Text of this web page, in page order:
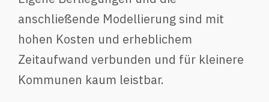
anschließende Modellierung sind mit
hohen Kosten und erheblichem
Zeitaufwand verbunden und für kleinere
Kommunen kaum leistbar.